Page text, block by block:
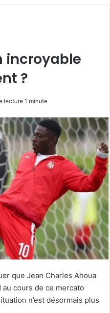
incroyable
?
lecture 1 minute
que Jean Charles Ahoua
cours de ce mercato
n’est désormais plus